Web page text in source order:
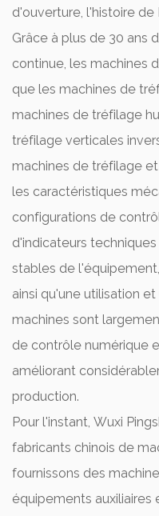
l’amélioration de la
l’augmentation de la
Les équipements
jouent un rôle
manufacturière. Il
les performances de
pièce et augmenter
compétitivité du
caractéristiques
l’efficacité,
protection de
d'ouverture, l'histoire
Grâce à plus de 30 ans
continue, les machines
que les machines de
machines de tréfilage
tréfilage verticales
machines de tréfilage
les caractéristiques
configurations de
d'indicateurs
stables de
ainsi qu'une utilisation
machines sont
de contrôle numérique
améliorant
production.
Pour l'instant, Wuxi
fabricants chinois de
fournissons des
équipements auxiliaires